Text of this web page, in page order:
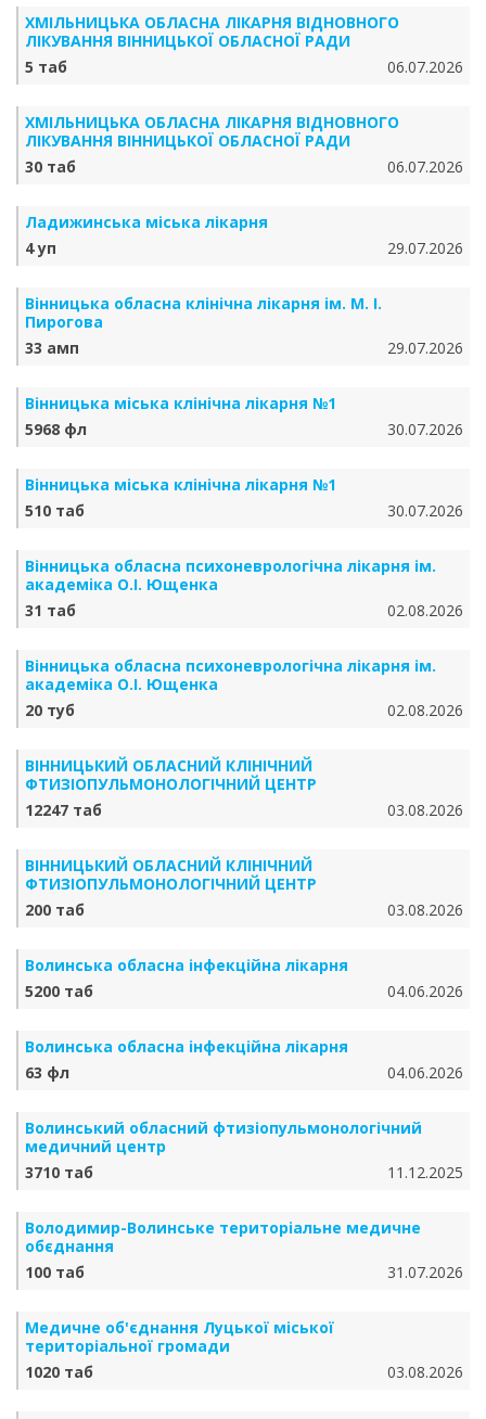
ХМІЛЬНИЦЬКА ОБЛАСНА ЛІКАРНЯ ВІДНОВНОГО
ЛІКУВАННЯ ВІННИЦЬКОЇ ОБЛАСНОЇ РАДИ
5 таб
06.07.2026
ХМІЛЬНИЦЬКА ОБЛАСНА ЛІКАРНЯ ВІДНОВНОГО
ЛІКУВАННЯ ВІННИЦЬКОЇ ОБЛАСНОЇ РАДИ
30 таб
06.07.2026
Ладижинська міська лікарня
4 уп
29.07.2026
Вінницька обласна клінічна лікарня ім. М. І.
Пирогова
33 амп
29.07.2026
Вінницька міська клінічна лікарня №1
5968 фл
30.07.2026
Вінницька міська клінічна лікарня №1
510 таб
30.07.2026
Вінницька обласна психоневрологічна лікарня ім.
академіка О.І. Ющенка
31 таб
02.08.2026
Вінницька обласна психоневрологічна лікарня ім.
академіка О.І. Ющенка
20 туб
02.08.2026
ВІННИЦЬКИЙ ОБЛАСНИЙ КЛІНІЧНИЙ
ФТИЗІОПУЛЬМОНОЛОГІЧНИЙ ЦЕНТР
12247 таб
03.08.2026
ВІННИЦЬКИЙ ОБЛАСНИЙ КЛІНІЧНИЙ
ФТИЗІОПУЛЬМОНОЛОГІЧНИЙ ЦЕНТР
200 таб
03.08.2026
Волинська обласна інфекційна лікарня
5200 таб
04.06.2026
Волинська обласна інфекційна лікарня
63 фл
04.06.2026
Волинський обласний фтизіопульмонологічний
медичний центр
3710 таб
11.12.2025
Володимир-Волинське територіальне медичне
обєднання
100 таб
31.07.2026
Медичне об'єднання Луцької міської
територіальної громади
1020 таб
03.08.2026